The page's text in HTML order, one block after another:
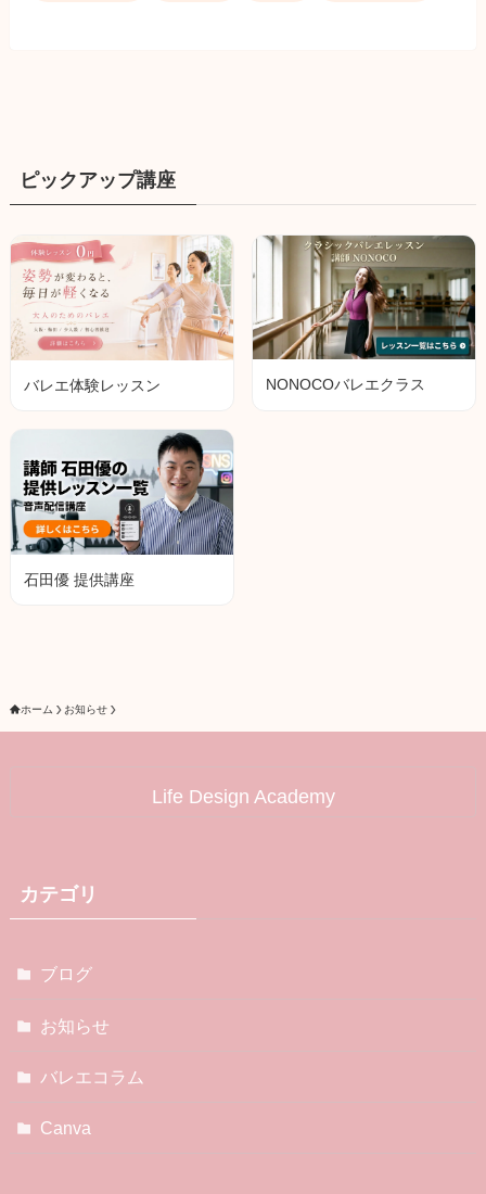
ピックアップ講座
バレエ体験レッスン NONOCOバレエクラス
石田優 提供講座
ホーム お知らせ
Life Design Academy
カテゴリ
ブログ
お知らせ
バレエコラム
Canva